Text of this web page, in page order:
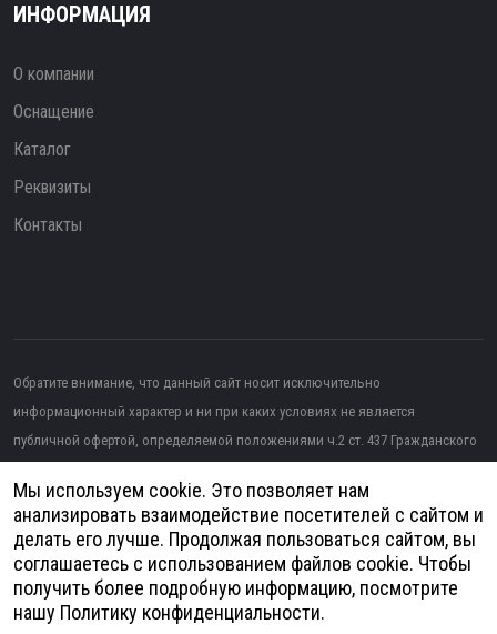
ИНФОРМАЦИЯ
О компании
Оснащение
Каталог
Реквизиты
Контакты
Обратите внимание, что данный сайт носит исключительно
информационный характер и ни при каких условиях не является
публичной офертой, определяемой положениями ч.2 ст. 437 Гражданского
Изображение от topntp26на Freepik
Политика конфиденциальности
Согласие на обработку персональных данных
Мы используем cookie. Это позволяет нам
анализировать взаимодействие посетителей с сайтом и
делать его лучше. Продолжая пользоваться сайтом, вы
соглашаетесь с использованием файлов cookie. Чтобы
получить более подробную информацию, посмотрите
нашу Политику конфиденциальности.